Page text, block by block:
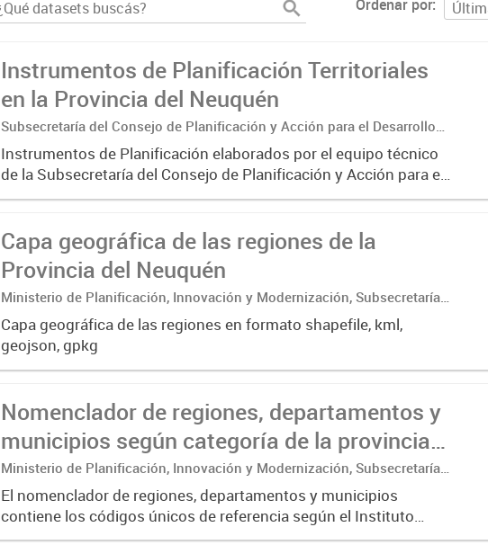
Ordenar por
Instrumentos de Planificación Territoriales
en la Provincia del Neuquén
Subsecretaría del Consejo de Planificación y Acción para el Desarrollo
(COPADE) Dir. Provincial de Planificación Territorial- Mg Daniela Torrisi
Instrumentos de Planificación elaborados por el equipo técnico
de la Subsecretaría del Consejo de Planificación y Acción para el
Desarrollo (COPADE) con alcance provincial y de Gobiernos
Capa geográfica de las regiones de la
Provincia del Neuquén
Ministerio de Planificación, Innovación y Modernización, Subsecretaría
del Consejo de Planificación y Acción para el Desarrollo (COPADE)
Capa geográfica de las regiones en formato shapefile, kml,
geojson, gpkg
Nomenclador de regiones, departamentos y
municipios según categoría de la provincia
del Neuquén
Ministerio de Planificación, Innovación y Modernización, Subsecretaría
del Consejo de Planificación y Acción para el Desarrollo.
El nomenclador de regiones, departamentos y municipios
contiene los códigos únicos de referencia según el Instituto
Nacional de Estadística y Censos (INDEC). Las Regiones fueron